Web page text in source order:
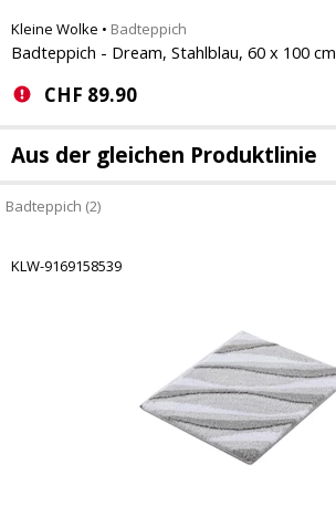
Kleine Wolke • Badteppich
Badteppich - Dream, Stahlblau, 60 x 100 cm
CHF 89.90
Aus der gleichen Produktlinie
Badteppich (2)
KLW-9169158539